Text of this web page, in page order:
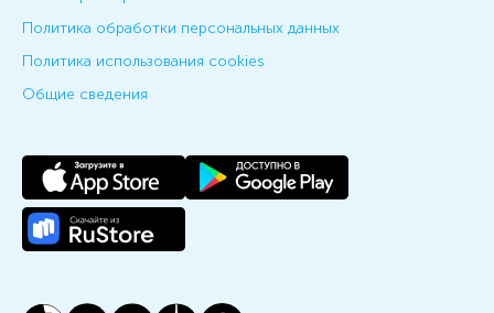
Политика обработки персональных данных
Политика использования cookies
Общие сведения